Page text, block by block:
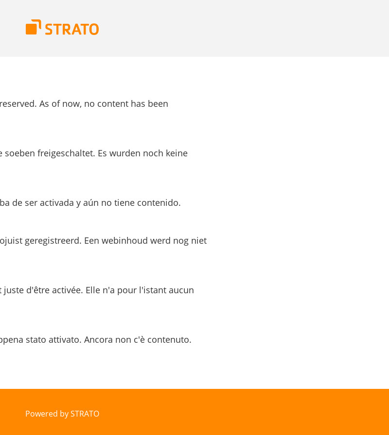
As of now, no content has been
soeben freigeschaltet. Es wurden noch keine
de ser activada y aún no tiene contenido.
geregistreerd. Een webinhoud werd nog niet
juste d'être activée. Elle n'a pour l'istant aucun
stato attivato. Ancora non c'è contenuto.
Powered by STRATO